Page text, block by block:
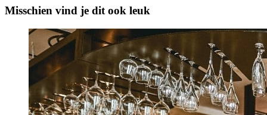
Misschien vind je dit ook leuk